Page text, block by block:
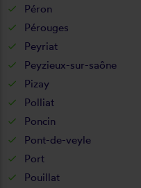
Péron
Pérouges
Peyriat
Peyzieux-sur-saône
Pizay
Polliat
Poncin
Pont-de-veyle
Port
Pouillat